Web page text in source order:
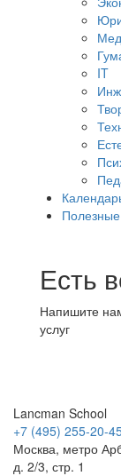
IT
Полезные
Есть
Напишите
услуг
Lancman School
+7 (495) 255-20-
Москва, метро
д. 2/3, стр. 1